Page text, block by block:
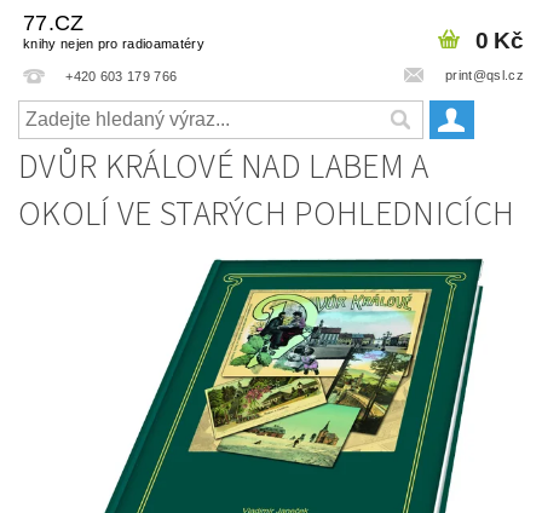
77.CZ
knihy nejen pro radioamatéry
+420 603 179 766 print@qsl.cz
0 Kč
DVŮR KRÁLOVÉ NAD LABEM A
OKOLÍ VE STARÝCH POHLEDNICÍCH